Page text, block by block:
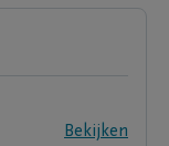
Bekijken